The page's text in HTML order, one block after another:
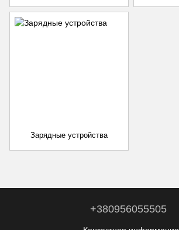
Зарядные устройства
+380956055505